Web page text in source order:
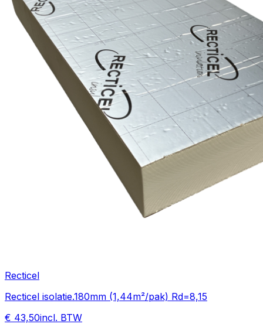
Recticel
Recticel isolatie.180mm (1,44m²/pak) Rd=8,15
€ 43,50incl. BTW